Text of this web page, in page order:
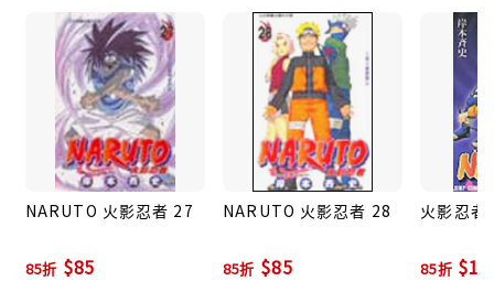
NARUTO 火影忍者 27
85折 $85
NARUTO 火影忍者 28
85折 $85
火影忍者
85折